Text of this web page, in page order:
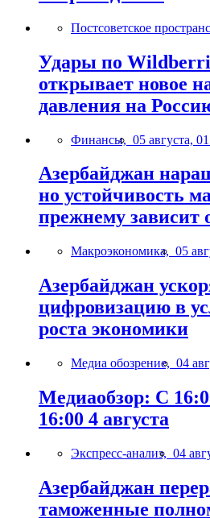
Постсоветское
Удары по
открывает новое
давления на
Финансы, 05 августа,
Азербайджан
но устойчивость
прежнему зависит
Макроэкономика, 05
Азербайджан
цифровизацию в
роста экономики
Медиа обозрение, 04
Медиаобзор: С
16:00 4 августа
Экспресс-анализ, 04
Азербайджан
таможенные